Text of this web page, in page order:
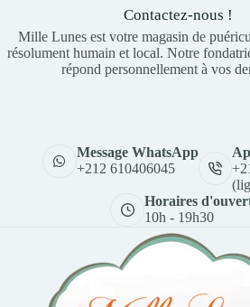
Contactez-nous !
Mille Lunes est votre magasin de
résolument humain et local. Notre
répond personnellement à vos
Message WhatsApp
+212 610406045
Horaires
10h - 19h30